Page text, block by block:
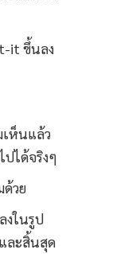
it ขึ้นลง
เห็นแล้ว
ได้จริงๆ
ด้วย
งในรูป
ละสิ้นสุด